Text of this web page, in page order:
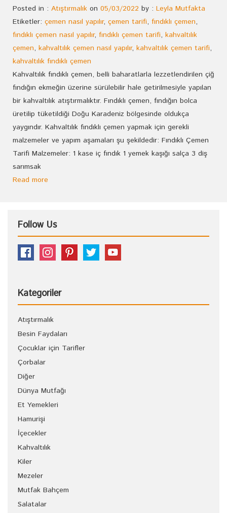
Posted in : Atıştırmalık on 05/03/2022 by : Leyla Mutfakta
Etiketler: çemen nasıl yapılır, çemen tarifi, fındıklı çemen,
fındıklı çemen nasıl yapılır, fındıklı çemen tarifi, kahvaltılık
çemen, kahvaltılık çemen nasıl yapılır, kahvaltılık çemen tarifi,
kahvaltılık fındıklı çemen
Kahvaltılık fındıklı çemen, belli baharatlarla lezzetlendirilen çiğ
fındığın ekmeğin üzerine sürülebilir hale getirilmesiyle yapılan
bir kahvaltılık atıştırmalıktır. Fındıklı çemen, fındığın bolca
üretilip tüketildiği Doğu Karadeniz bölgesinde oldukça
yaygındır. Kahvaltılık fındıklı çemen yapmak için gerekli
malzemeler ve yapım aşamaları şu şekildedir: Fındıklı Çemen
Tarifi Malzemeler: 1 kase iç fındık 1 yemek kaşığı salça 3 diş
sarımsak
Read more
Follow Us
Kategoriler
Atıştırmalık
Besin Faydaları
Çocuklar için Tarifler
Çorbalar
Diğer
Dünya Mutfağı
Et Yemekleri
Hamurişi
İçecekler
Kahvaltılık
Kiler
Mezeler
Mutfak Bahçem
Salatalar